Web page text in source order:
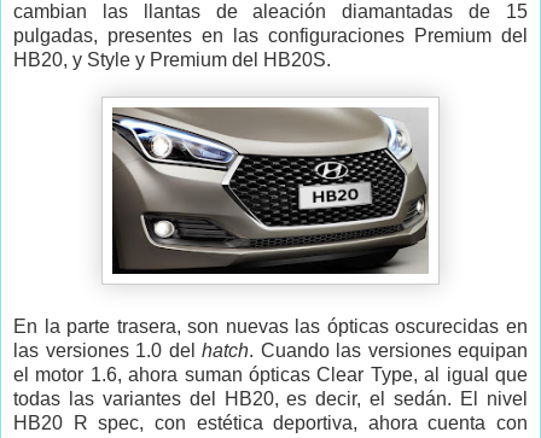
cambian las llantas de aleación diamantadas de 15
pulgadas, presentes en las configuraciones Premium del
HB20, y Style y Premium del HB20S.
En la parte trasera, son nuevas las ópticas oscurecidas en
las versiones 1.0 del hatch. Cuando las versiones equipan
el motor 1.6, ahora suman ópticas Clear Type, al igual que
todas las variantes del HB20, es decir, el sedán. El nivel
HB20 R spec, con estética deportiva, ahora cuenta con